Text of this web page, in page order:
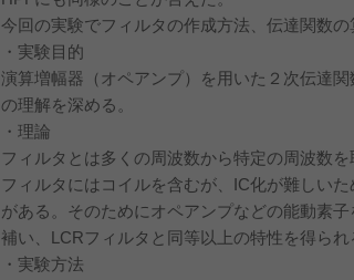
今回の実験でフィルタの作成方法、伝達関数
・実験目的
演算増幅器（オペアンプ）を用いた２次伝達
の理解を深める。
・理論
フィルタとは多くの周波数から特定の周波数
フィルタにはコイルを含むが、IC化が難しい
がある。そのためにオペアンプなどの能動素
補い、LCRフィルタと同等以上の特性を得られ
・実験方法